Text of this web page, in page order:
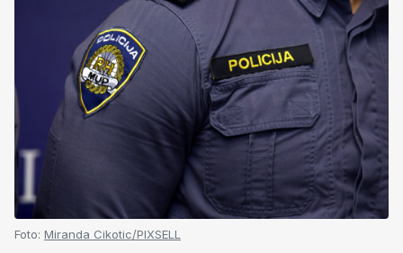
Foto: Miranda Cikotic/PIXSELL